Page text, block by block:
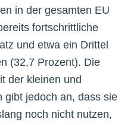
in der gesamten EU
fortschrittliche
und etwa ein Drittel
(32,7 Prozent). Die
der kleinen und
gibt jedoch an, dass sie
noch nicht nutzen,